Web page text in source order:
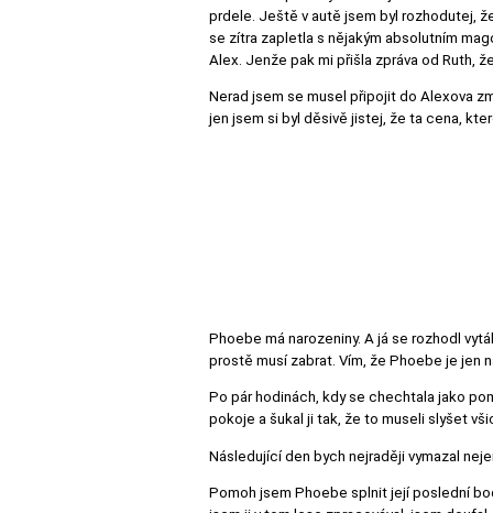
prdele. Ještě v autě jsem byl rozhodutej,
se zítra zapletla s nějakým absolutním
Alex. Jenže pak mi přišla zpráva od Ruth,
Nerad jsem se musel připojit do Alexova
jen jsem si byl děsivě jistej, že ta cena,
Phoebe má narozeniny. A já se rozhodl
prostě musí zabrat. Vím, že Phoebe je jen
Po pár hodinách, kdy se chechtala jako
pokoje a šukal ji tak, že to museli slyšet
Následující den bych nejraději vymazal
Pomoh jsem Phoebe splnit její poslední